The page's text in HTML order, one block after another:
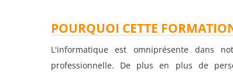
POURQUOI CETTE
L'informatique est omniprésente dans
professionnelle. De plus en plus de